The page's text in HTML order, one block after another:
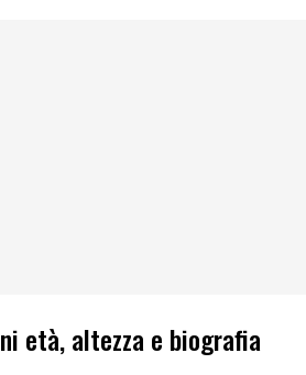
età, altezza e biografia